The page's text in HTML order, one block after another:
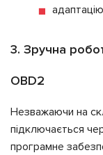
3. Зручна
OBD2
Незважаючи на
підключається
програмне